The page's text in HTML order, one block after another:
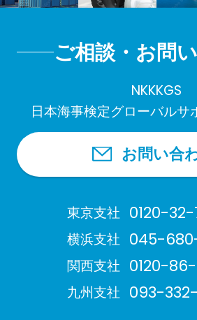
ご相談・お問
NKKKGS
日本海事検定グローバルサ
お問い合
東京支社 0120-
横浜支社 045-
関西支社 0120-
九州支社 093-